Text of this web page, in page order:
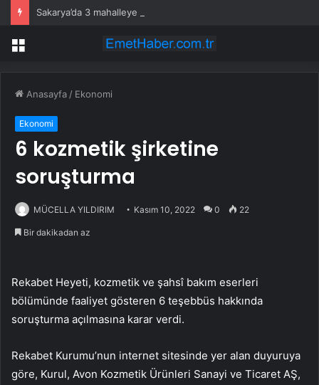
Sakarya’da 3 mahalleye daha sportif yatırım
Menü
Anasayfa / Ekonomi
Ekonomi
6 kozmetik şirketine
soruşturma
MÜCELLA YILDIRIM Kasım 10, 2022 0 22
Bir dakikadan az
Rekabet Heyeti, kozmetik ve şahsî bakım eserleri
bölümünde faaliyet gösteren 6 teşebbüs hakkında
soruşturma açılmasına karar verdi.
Rekabet Kurumu’nun internet sitesinde yer alan duyuruya
göre, Kurul, Avon Kozmetik Ürünleri Sanayi ve Ticaret AŞ,